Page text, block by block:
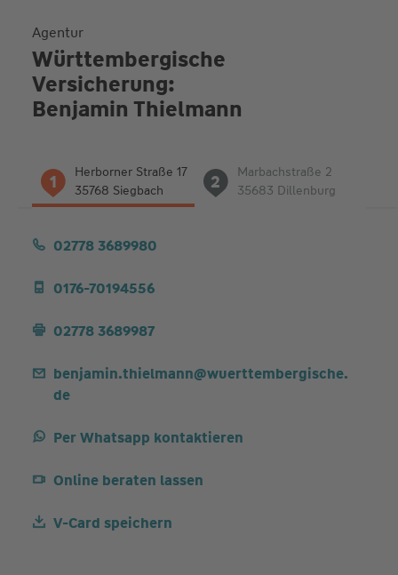
Agentur
Württembergische
Versicherung:
Benjamin Thielmann
Adressen
1
Herborner Straße 17
35768 Siegbach
2
Marbachstraße 2
35683 Dillenburg
02778 3689980
0176-70194556
02778 3689987
benjamin.thielmann@wuerttembergische.
de
Per Whatsapp kontaktieren
Online beraten lassen
V-Card speichern